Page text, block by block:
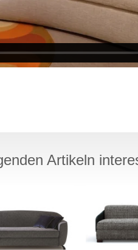
Artikeln